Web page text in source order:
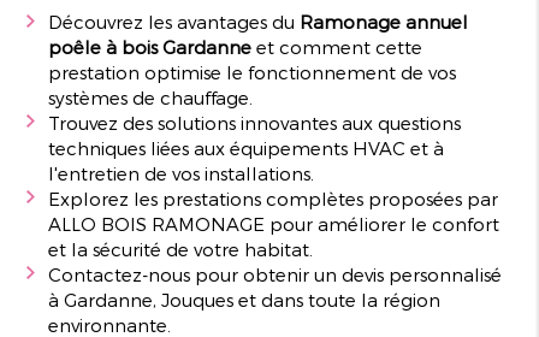
Découvrez les avantages du Ramonage annuel
poêle à bois Gardanne et comment cette
prestation optimise le fonctionnement de vos
systèmes de chauffage.
Trouvez des solutions innovantes aux questions
techniques liées aux équipements HVAC et à
l'entretien de vos installations.
Explorez les prestations complètes proposées par
ALLO BOIS RAMONAGE pour améliorer le confort
et la sécurité de votre habitat.
Contactez-nous pour obtenir un devis personnalisé
à Gardanne, Jouques et dans toute la région
environnante.